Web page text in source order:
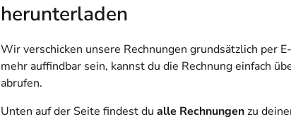
herunterladen
Wir verschicken unsere Rechnungen grundsätzlich per
mehr auffindbar sein, kannst du die Rechnung einfach
abrufen.
Unten auf der Seite findest du alle Rechnungenzu